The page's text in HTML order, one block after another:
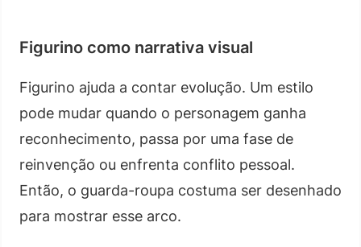
Figurino como narrativa visual
Figurino ajuda a contar evolução. Um estilo
pode mudar quando o personagem ganha
reconhecimento, passa por uma fase de
reinvenção ou enfrenta conflito pessoal.
Então, o guarda-roupa costuma ser desenhado
para mostrar esse arco.